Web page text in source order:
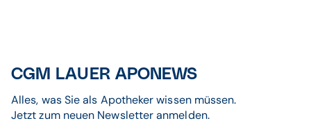
CGM LAUER APONEWS
Alles, was Sie als Apotheker wissen müssen.
Jetzt zum neuen Newsletter anmelden.